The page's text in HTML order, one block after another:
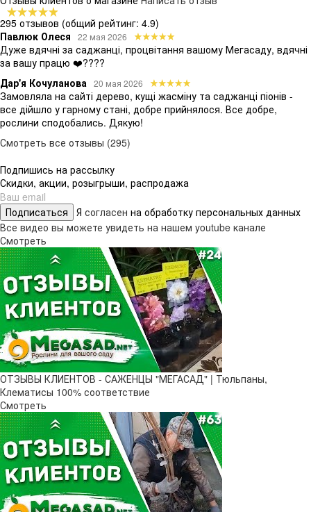
295 отзывов (общий рейтинг: 4.9)
Павлюк Олеся
22 мая 2026
Дуже вдячні за саджанці, процвітання вашому Мегасаду, вдячні
за вашу працю ❤️????
Дар'я Кочуланова
20 мая 2026
Замовляла на сайті дерево, кущі жасміну та саджанці піонів -
все дійшло у гарному стані, добре прийнялося. Все добре,
рослини сподобались. Дякую!
Смотреть все отзывы (295)
Подпишись на рассылку
Скидки, акции, розыгрыши, распродажа
Подписаться Я согласен на обработку персональных данных
Все видео вы можете увидеть на нашем youtube канале
Смотреть
ОТЗЫВЫ КЛИЕНТОВ - САЖЕНЦЫ "МЕГАСАД" | Тюльпаны,
Клематисы 100% соответствие
Смотреть